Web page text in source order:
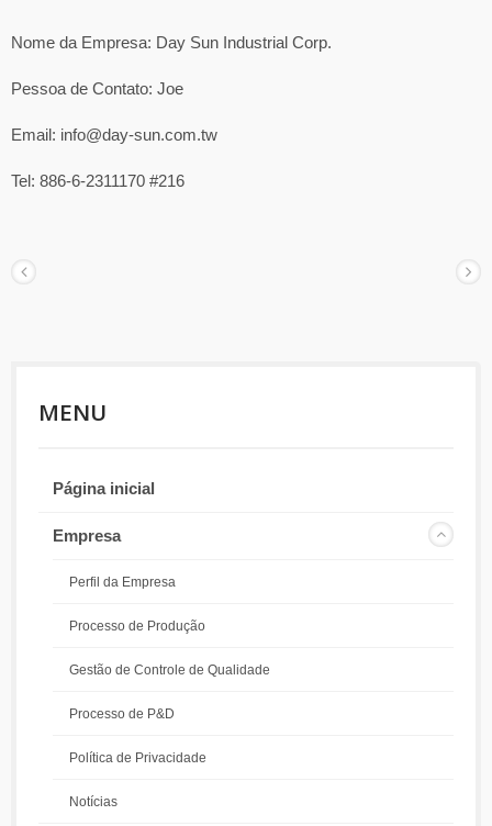
Nome da Empresa: Day Sun Industrial Corp.
Pessoa de Contato: Joe
Email: info@day-sun.com.tw
Tel: 886-6-2311170 #216
MENU
Página inicial
Empresa
Perfil da Empresa
Processo de Produção
Gestão de Controle de Qualidade
Processo de P&D
Política de Privacidade
Notícias